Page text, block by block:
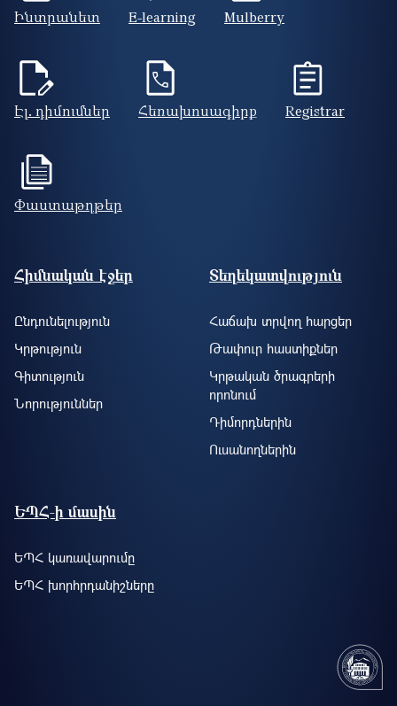
Ինտրանետ E-learning Mulberry
Էլ. դիմումներ Հեռախոսագիրք Registrar
Փաստաթղթեր
Footer site information
Հիմնական էջեր
Ընդունելություն
Կրթություն
Գիտություն
Նորություններ
Տեղեկատվություն
Հաճախ տրվող հարցեր
Թափուր հաստիքներ
Կրթական ծրագրերի
որոնում
Դիմորդներին
Ուսանողներին
ԵՊՀ-ի մասին
ԵՊՀ կառավարումը
ԵՊՀ խորհրդանիշները